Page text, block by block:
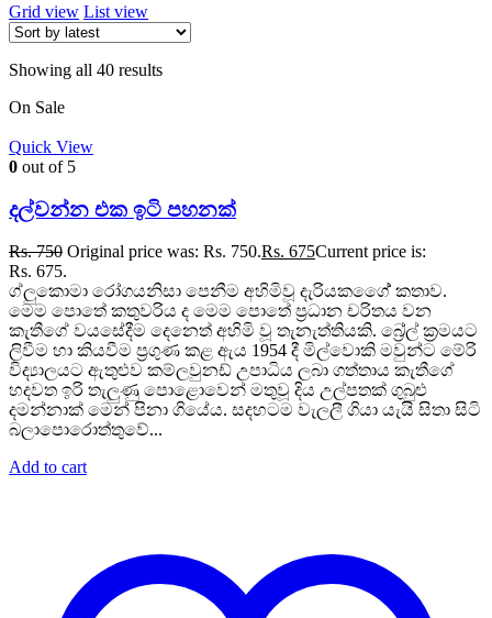
Grid view List view
Showing all 40 results
On Sale
Quick View
0 out of 5
දල්වන්න එක ඉටි පහනක්
Rs.750 Original price was: Rs. 750.Rs. 675Current price is:
Rs. 675.
ග්ලුකොමා රෝගයනිසා පෙනීම අහිමිවූ දැරියකගේේ කතාව.
මෙම පොතේ කතුවරිය ද මෙම පොතේ ප්‍රධාන චරිතය වන
කැතීගේ වයසේදීම දෙනෙත් අහිමි වූ තැනැත්තියකි. බ්‍රේල් ක්‍රමයට
ලිවීම හා කියවීම ප්‍රගුණ කළ ඇය 1954 දී මිල්වොකි මවුන්ට මේරි
විද්‍යාලයට ඇතුළුව කම්ලවුනඩ් උපාධිය ලබා ගත්තාය කැතීගේ
හදවත ඉරි තැලුණු පොළොවෙන් මතුවූ දිය උල්පතක් ගුබුළු
දමන්නාක් මෙන් පිනා ගියේය. සදහටම වැලලී ගියා යැයි සිතා සිටි
බලාපොරොත්තුවේ...
Add to cart